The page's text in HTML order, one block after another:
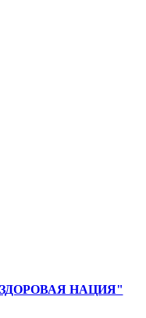
"ЗДОРОВАЯ НАЦИЯ"